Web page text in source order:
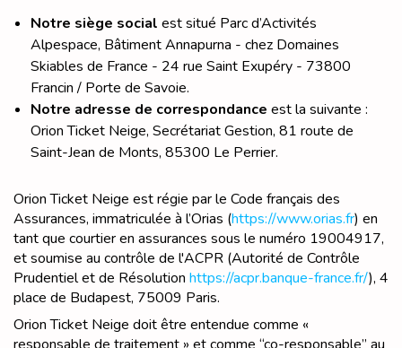
Notre siège social est situé Parc d’Activités
Alpespace, Bâtiment Annapurna - chez Domaines
Skiables de France - 24 rue Saint Exupéry - 73800
Francin / Porte de Savoie.
Notre adresse de correspondance est la suivante :
Orion Ticket Neige, Secrétariat Gestion, 81 route de
Saint-Jean de Monts, 85300 Le Perrier.
Orion Ticket Neige est régie par le Code français des
Assurances, immatriculée à l’Orias (https://www.orias.fr) en
tant que courtier en assurances sous le numéro 19004917,
et soumise au contrôle de l'ACPR (Autorité de Contrôle
Prudentiel et de Résolution https://acpr.banque-france.fr/), 4
place de Budapest, 75009 Paris.
Orion Ticket Neige doit être entendue comme «